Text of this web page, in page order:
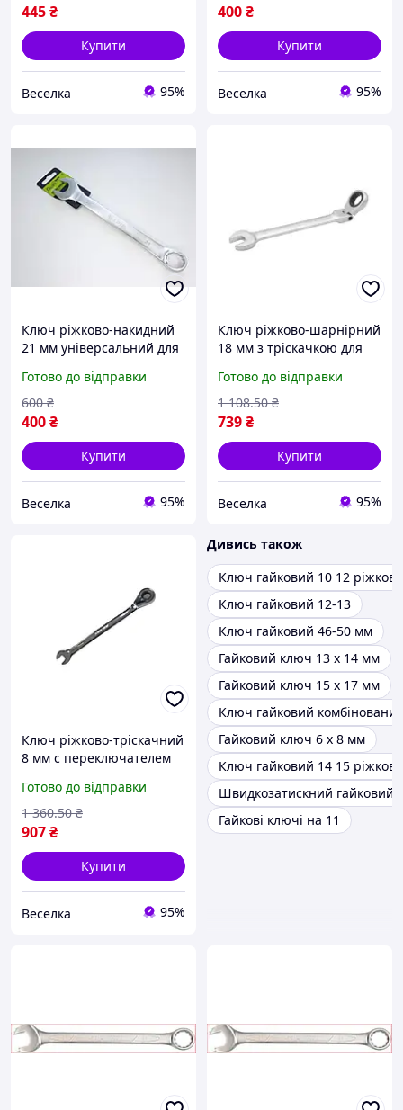
445₴
Купити
Веселка 95%
400₴
Купити
Веселка 95%
Ключ ріжково-накидний
21 мм універсальний для
болтами в авто та
ремонті FLAME
Готово до відправки
400₴
600 ₴
Купити
Веселка 95%
Ключ ріжково-шарнірний
18 мм з тріскачкою для
ослаблення гайок і болтів
FLAME
Готово до відправки
739₴
1 108.50 ₴
Купити
Веселка 95%
Ключ ріжково-тріскачний
8 мм с переключателем
ослабления болтов и гаек
FLAME
Готово до відправки
907₴
1 360.50 ₴
Купити
Веселка 95%
Дивись також
Ключ гайковий 10 12
Ключ гайковий 12-13
Ключ гайковий 46-50 мм
Гайковий ключ 13 x 14 мм
Гайковий ключ 15 x 17 мм
Ключ гайковий
Гайковий ключ 6 x 8 мм
Ключ гайковий 14 15
Швидкозатискний гайковий
Гайкові ключі на 11